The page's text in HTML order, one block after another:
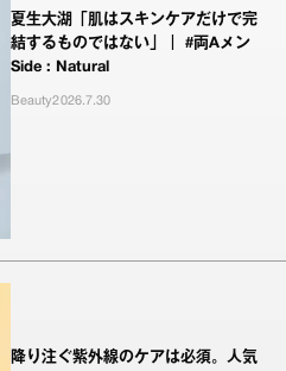
夏生大湖「肌はスキンケアだけで完
結するものではない」｜ #両Aメン
Side : Natural
Beauty2026.7.30
降り注ぐ紫外線のケアは必須。人気